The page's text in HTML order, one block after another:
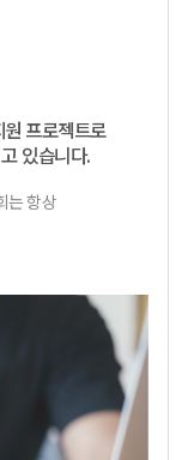
프로젝트로
있습니다.
는 항상